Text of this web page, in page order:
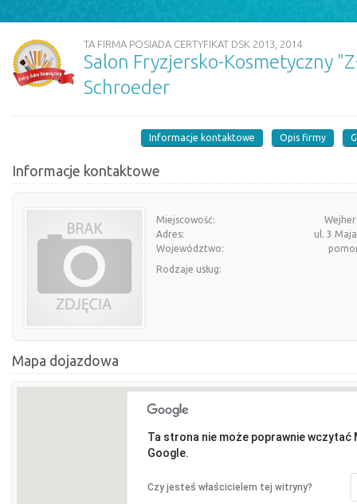
TA FIRMA POSIADA CERTYFIKAT DSK 2013, 2014
Salon Fryzjersko-Kosmetyczny
Schroeder
Informacje kontaktowe Opis firmy
Informacje kontaktowe
Miejscowość:
Adres:
ul. 3
Województwo:
Rodzaje usług:
Mapa dojazdowa
Ta strona nie może poprawnie wczytać
Google.
Czy jesteś właścicielem tej witryny?